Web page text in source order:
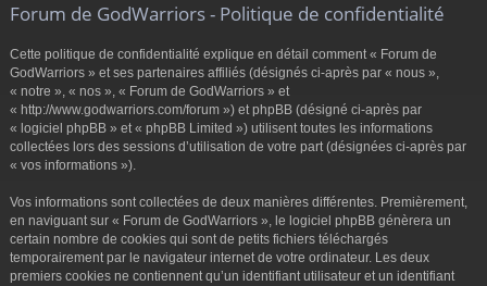
s
Forum de GodWarriors - Politique de confidentialité
Cette politique de confidentialité explique en détail comment « Forum de
GodWarriors » et ses partenaires affiliés (désignés ci-après par « nous »,
« notre », « nos », « Forum de GodWarriors » et
« http://www.godwarriors.com/forum ») et phpBB (désigné ci-après par
« logiciel phpBB » et « phpBB Limited ») utilisent toutes les informations
collectées lors des sessions d’utilisation de votre part (désignées ci-après par
« vos informations »).
Vos informations sont collectées de deux manières différentes. Premièrement,
en naviguant sur « Forum de GodWarriors », le logiciel phpBB génèrera un
certain nombre de cookies qui sont de petits fichiers téléchargés
temporairement par le navigateur internet de votre ordinateur. Les deux
premiers cookies ne contiennent qu’un identifiant utilisateur et un identifiant